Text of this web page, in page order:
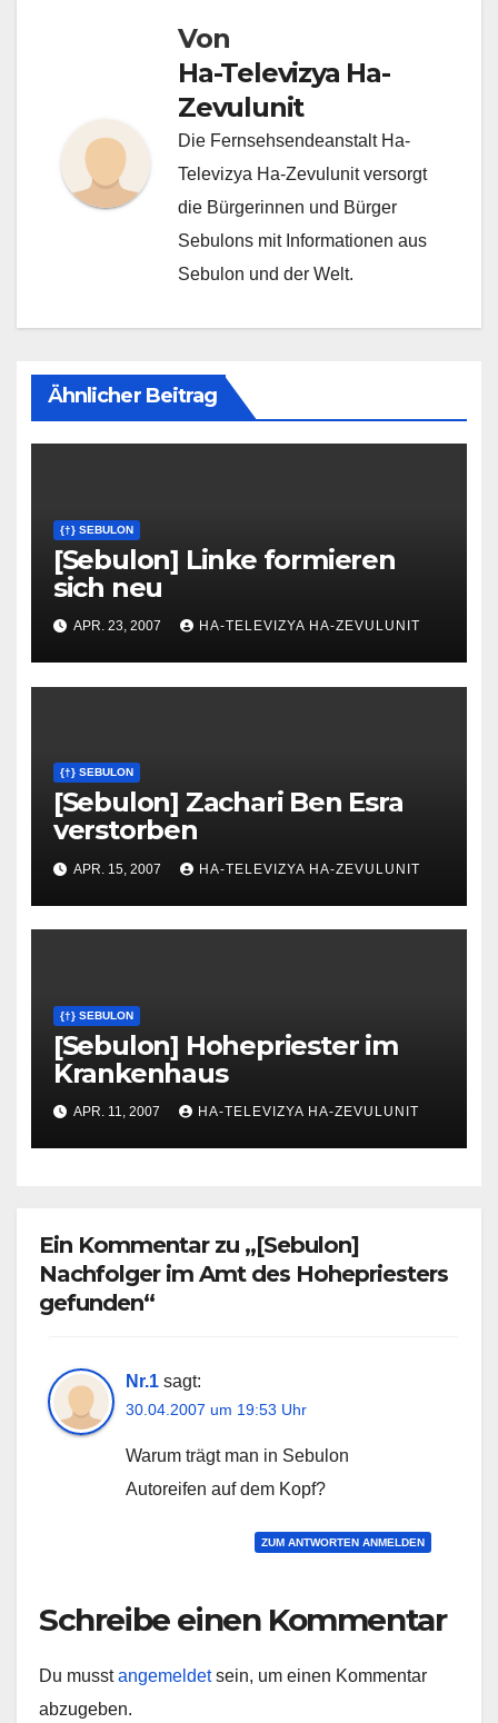
Von
Ha-Televizya Ha-
Zevulunit
Die Fernsehsendeanstalt Ha-
Televizya Ha-Zevulunit versorgt
die Bürgerinnen und Bürger
Sebulons mit Informationen aus
Sebulon und der Welt.
Ähnlicher Beitrag
{†} SEBULON
[Sebulon] Linke formieren
sich neu
APR. 23, 2007 HA-TELEVIZYA HA-ZEVULUNIT
{†} SEBULON
[Sebulon] Zachari Ben Esra
verstorben
APR. 15, 2007 HA-TELEVIZYA HA-ZEVULUNIT
{†} SEBULON
[Sebulon] Hohepriester im
Krankenhaus
APR. 11, 2007 HA-TELEVIZYA HA-ZEVULUNIT
Ein Kommentar zu „[Sebulon]
Nachfolger im Amt des Hohepriesters
gefunden“
Nr.1 sagt:
30.04.2007 um 19:53 Uhr
Warum trägt man in Sebulon
Autoreifen auf dem Kopf?
ZUM ANTWORTEN ANMELDEN
Schreibe einen Kommentar
Du musstangemeldetsein, um einen Kommentar
abzugeben.